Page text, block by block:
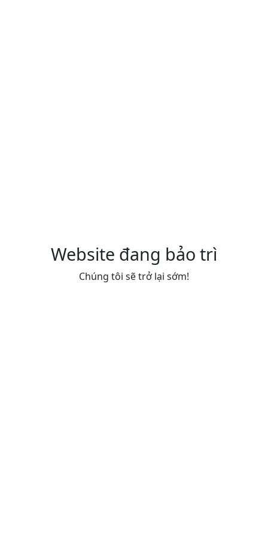
Website đang bảo trì
Chúng tôi sẽ trở lại sớm!